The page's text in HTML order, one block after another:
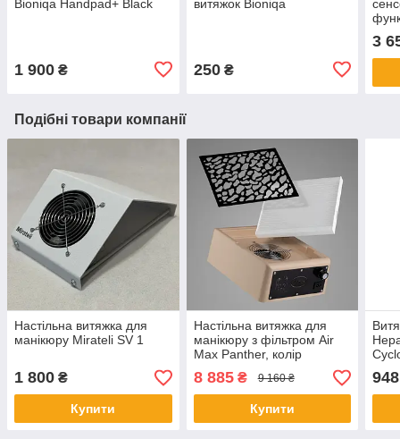
Bioniqa Handpad+ Black
1 900 ₴
витяжок Bioniqa
250₴
3
Подібні товари компанії
Настільна витяжка для
манікюру Mirateli SV 1
1 800 ₴
Купити
Настільна витяжка для
манікюру з фільтром Air
Max Panther, колір
бежевий (сітка чорна)
8 885₴ 9 160 ₴
Купити
948